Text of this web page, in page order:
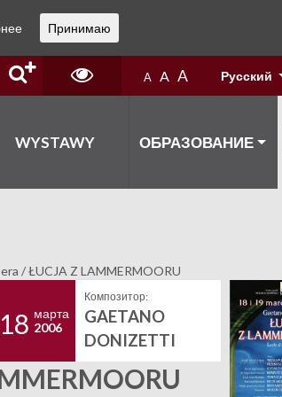
A A A Русский
WYSTAWY ОБРАЗОВАНИЕ
/ŁUCJA Z LAMMERMOORU
18 марта
2006
Композитор:
GAETANO
DONIZETTI
Принимаю